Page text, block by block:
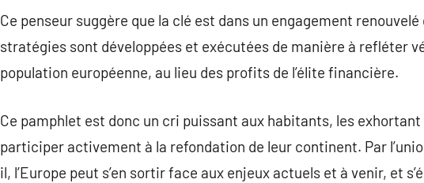
Ce penseur suggère que la clé est dans un engagement
stratégies sont développées et exécutées de manière à refléter
population européenne, au lieu des profits de l’élite financière.
Ce pamphlet est donc un cri puissant aux habitants, les exhortant
participer activement à la refondation de leur continent. Par
il, l’Europe peut s’en sortir face aux enjeux actuels et à venir, et